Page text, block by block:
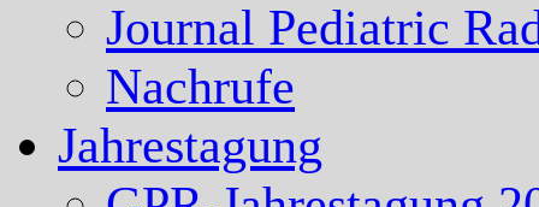
Journal Pediatric
Nachrufe
Jahrestagung